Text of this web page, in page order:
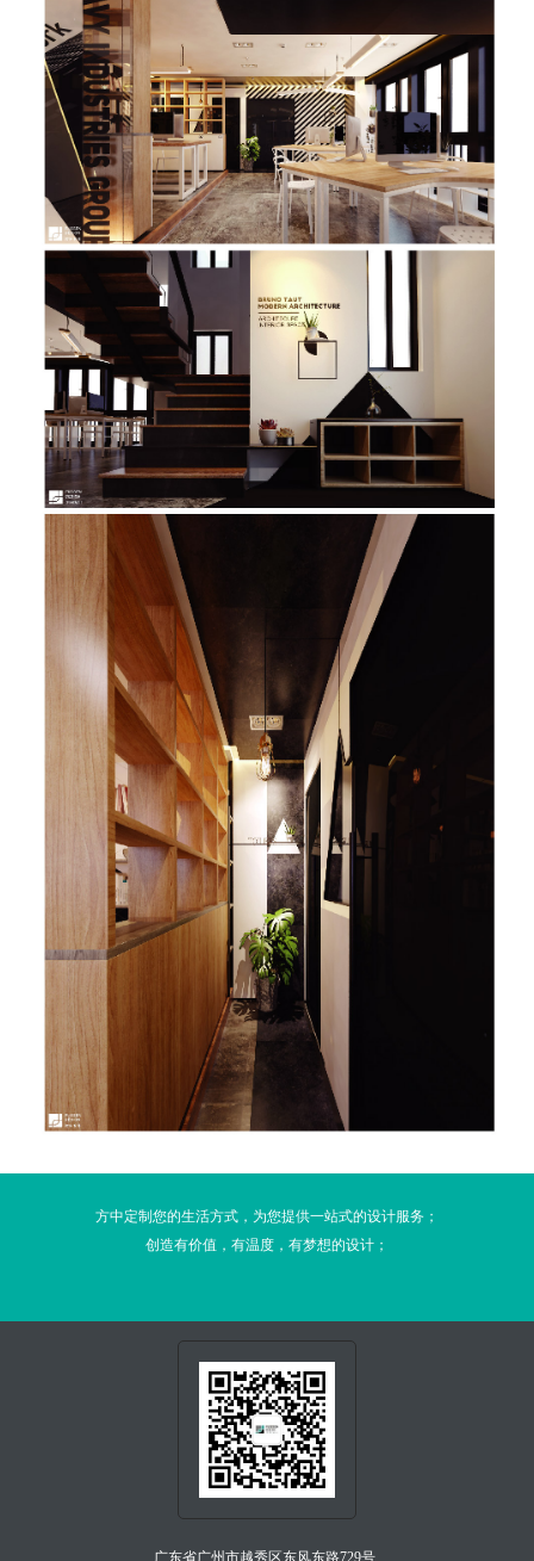
方中定制您的生活方式，为您提供一站式的设计服务；
创造有价值，有温度，有梦想的设计；
广东省广州市越秀区东风东路729号